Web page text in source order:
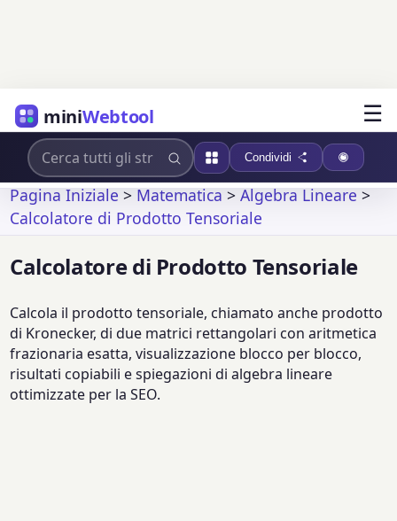
miniWebtool ☰
Condividi
Pagina Iniziale>Matematica>Algebra Lineare>
Calcolatore di Prodotto Tensoriale
Calcolatore di Prodotto Tensoriale
Calcola il prodotto tensoriale, chiamato anche prodotto
di Kronecker, di due matrici rettangolari con aritmetica
frazionaria esatta, visualizzazione blocco per blocco,
risultati copiabili e spiegazioni di algebra lineare
ottimizzate per la SEO.